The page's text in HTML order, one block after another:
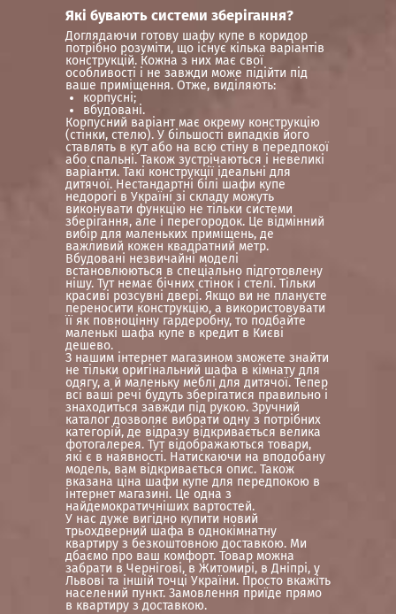
Які бувають системи зберігання?
Доглядаючи готову шафу купе в коридор
потрібно розуміти, що існує кілька варіантів
конструкцій. Кожна з них має свої
особливості і не завжди може підійти під
ваше приміщення. Отже, виділяють:
корпусні;
вбудовані.
Корпусний варіант має окрему конструкцію
(стінки, стелю). У більшості випадків його
ставлять в кут або на всю стіну в передпокої
або спальні. Також зустрічаються і невеликі
варіанти. Такі конструкції ідеальні для
дитячої. Нестандартні білі шафи купе
недорогі в Україні зі складу можуть
виконувати функцію не тільки системи
зберігання, але і перегородок. Це відмінний
вибір для маленьких приміщень, де
важливий кожен квадратний метр.
Вбудовані незвичайні моделі
встановлюються в спеціально підготовлену
нішу. Тут немає бічних стінок і стелі. Тільки
красиві розсувні двері. Якщо ви не плануєте
переносити конструкцію, а використовувати
її як повноцінну гардеробну, то подбайте
маленькі шафа купе в кредит в Києві
дешево.
З нашим інтернет магазином зможете знайти
не тільки оригінальний шафа в кімнату для
одягу, а й маленьку меблі для дитячої. Тепер
всі ваші речі будуть зберігатися правильно і
знаходиться завжди під рукою. Зручний
каталог дозволяє вибрати одну з потрібних
категорій, де відразу відкривається велика
фотогалерея. Тут відображаються товари,
які є в наявності. Натискаючи на вподобану
модель, вам відкривається опис. Також
вказана ціна шафи купе для передпокою в
інтернет магазині. Це одна з
найдемократичніших вартостей.
У нас дуже вигідно купити новий
трьохдверний шафа в однокімнатну
квартиру з безкоштовною доставкою. Ми
дбаємо про ваш комфорт. Товар можна
забрати в Чернігові, в Житомирі, в Дніпрі, у
Львові та іншій точці України. Просто вкажіть
населений пункт. Замовлення приїде прямо
в квартиру з доставкою.